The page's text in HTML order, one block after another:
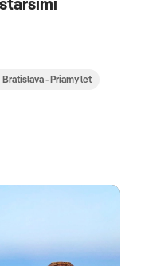
Bratislava - Priamy let